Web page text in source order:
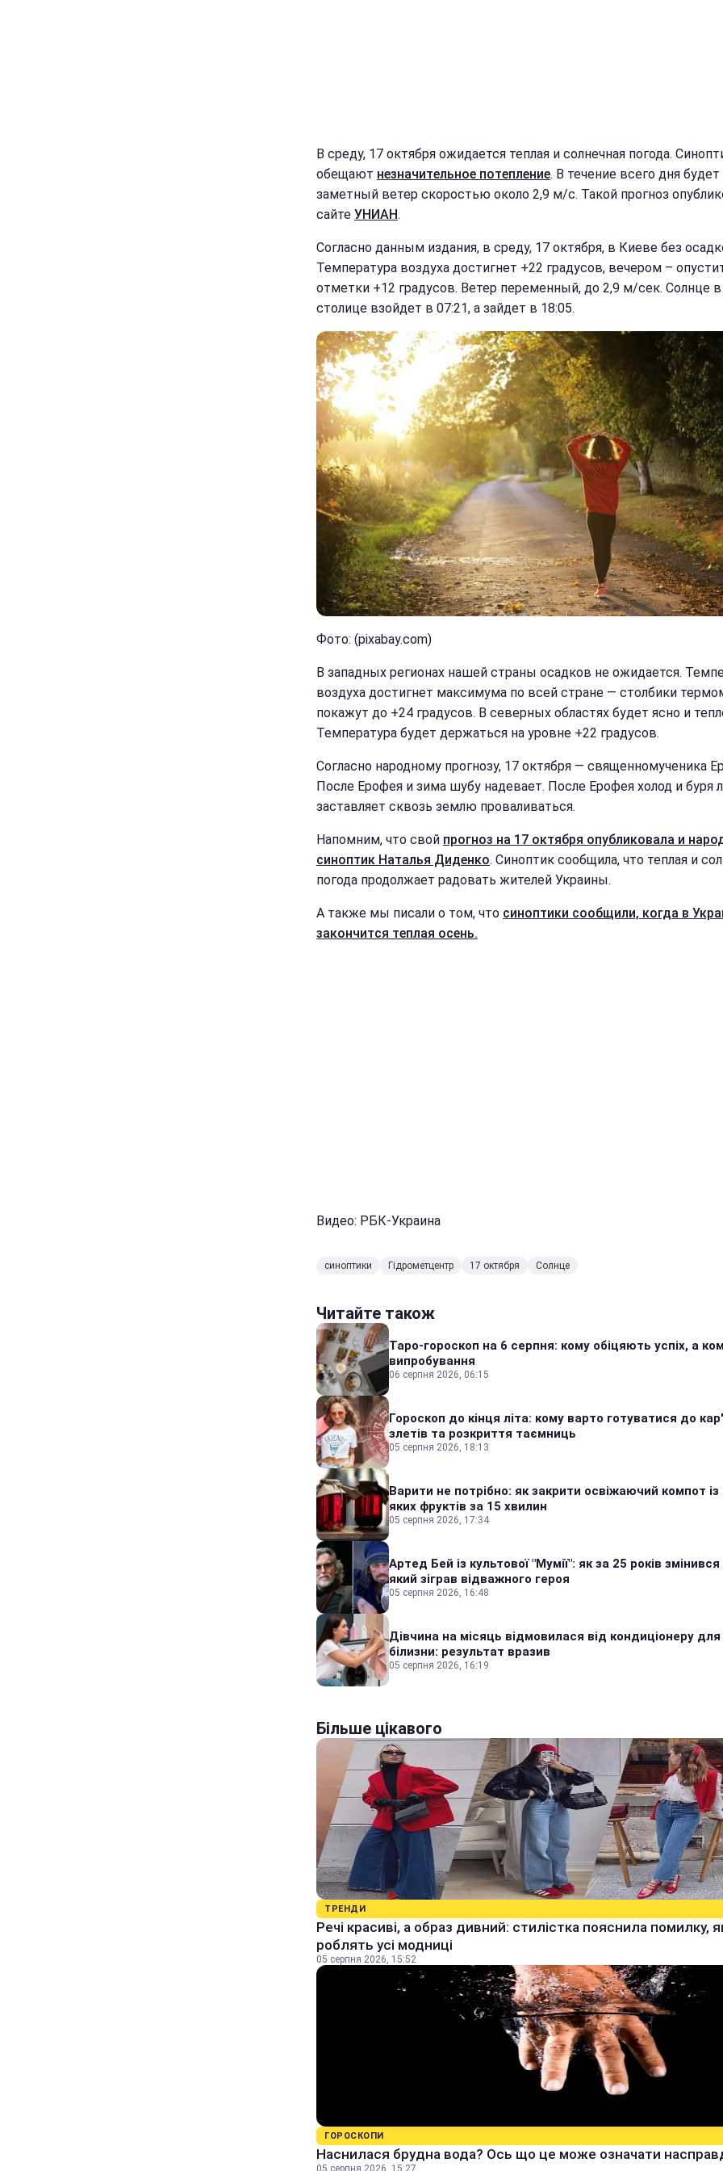
В среду, 17 октября ожидается теплая и солнечная погода.
обещают незначительное потепление. В течение всего дня будет
заметный ветер скоростью около 2,9 м/с. Такой прогноз
сайте УНИАН.
Согласно данным издания, в среду, 17 октября, в Киеве без
Температура воздуха достигнет +22 градусов, вечером –
отметки +12 градусов. Ветер переменный, до 2,9 м/сек. Солнце в
столице взойдет в 07:21, а зайдет в 18:05.
Фото: (pixabay.com)
В западных регионах нашей страны осадков не ожидается.
воздуха достигнет максимума по всей стране — столбики
покажут до +24 градусов. В северных областях будет ясно и
Температура будет держаться на уровне +22 градусов.
Согласно народному прогнозу, 17 октября — священномученика
После Ерофея и зима шубу надевает. После Ерофея холод и буря
заставляет сквозь землю проваливаться.
Напомним, что свой прогноз на 17 октября опубликовала и
синоптик Наталья Диденко. Синоптик сообщила, что теплая и
погода продолжает радовать жителей Украины.
А также мы писали о том, что синоптики сообщили, когда в
закончится теплая осень.
Видео: РБК-Украина
синоптики Гідрометцентр 17 октября Солнце
Читайте також
Таро-гороскоп на 6 серпня: кому обіцяють успіх, а
випробування
06 серпня 2026, 06:15
Гороскоп до кінця літа: кому варто готуватися до
злетів та розкриття таємниць
05 серпня 2026, 18:13
Варити не потрібно: як закрити освіжаючий компот
яких фруктів за 15 хвилин
05 серпня 2026, 17:34
Артед Бей із культової "Мумії": як за 25 років
який зіграв відважного героя
05 серпня 2026, 16:48
Дівчина на місяць відмовилася від кондиціонеру для
білизни: результат вразив
05 серпня 2026, 16:19
Більше цікавого
ТРЕНДИ
Речі красиві, а образ дивний: стилістка пояснила помилку,
роблять усі модниці
05 серпня 2026, 15:52
ГОРОСКОПИ
Наснилася брудна вода? Ось що це може означати